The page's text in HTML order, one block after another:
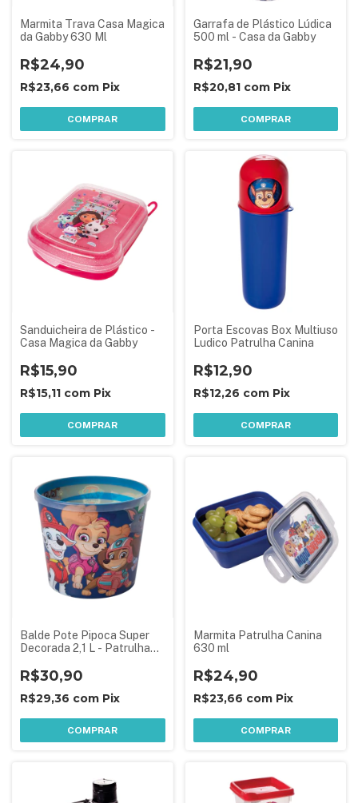
Marmita Trava Casa Magica
da Gabby 630 Ml
R$24,90
R$23,66 com Pix
COMPRAR
Garrafa de Plástico Lúdica
500 ml - Casa da Gabby
R$21,90
R$20,81 com Pix
COMPRAR
Sanduicheira de Plástico -
Casa Magica da Gabby
R$15,90
R$15,11 com Pix
COMPRAR
Porta Escovas Box Multiuso
Ludico Patrulha Canina
R$12,90
R$12,26 com Pix
COMPRAR
Balde Pote Pipoca Super
Decorada 2,1 L - Patrulha
R$30,90
R$29,36 com Pix
COMPRAR
Marmita Patrulha Canina
630 ml
R$24,90
R$23,66 com Pix
COMPRAR